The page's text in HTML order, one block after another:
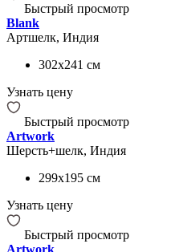
Быстрый просмотр
Blank
Артшелк, Индия
302x241 см
Узнать цену
Быстрый просмотр
Artwork
Шерсть+шелк, Индия
299x195 см
Узнать цену
Быстрый просмотр
Artwork